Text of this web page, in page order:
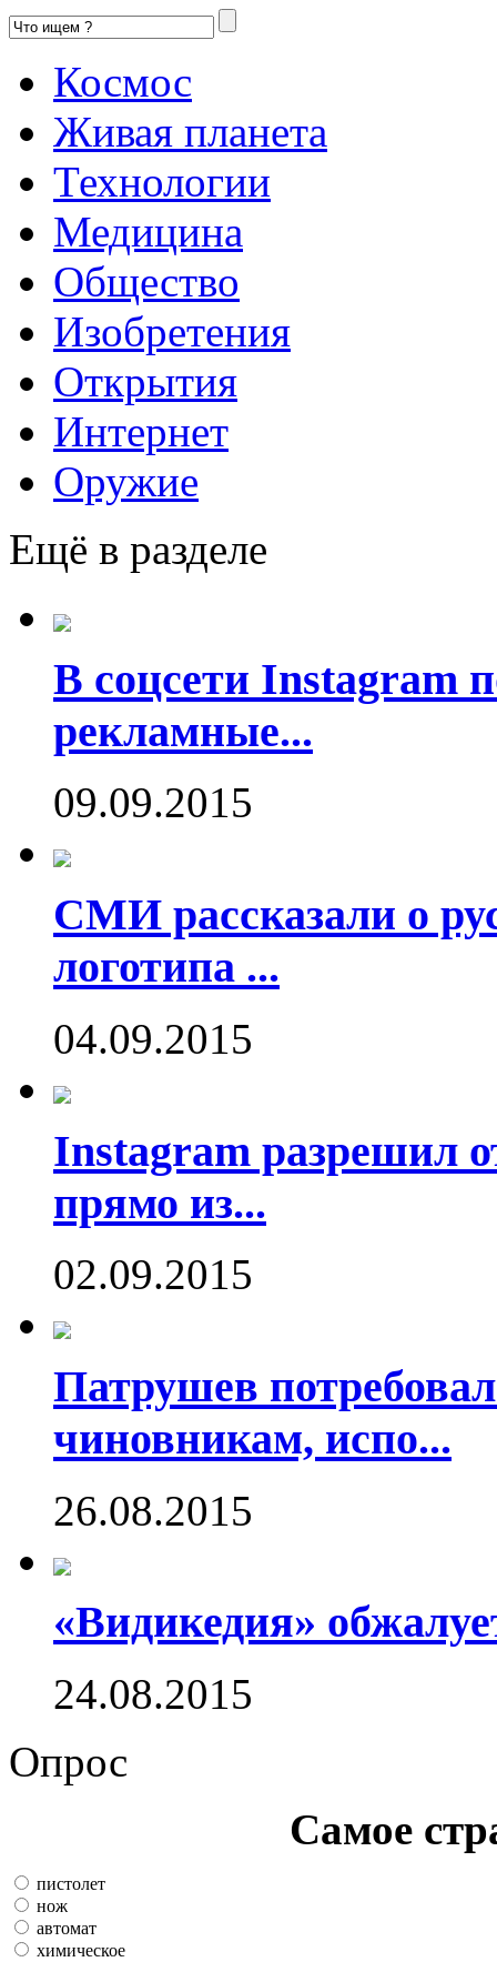
Космос
Живая планета
Технологии
Медицина
Общество
Изобретения
Открытия
Интернет
Оружие
Ещё в разделе
В соцсети Instagram
рекламные...
09.09.2015
СМИ рассказали о
логотипа ...
04.09.2015
Instagram разрешил
прямо из...
02.09.2015
Патрушев
чиновникам, испо...
26.08.2015
«Видикедия»
24.08.2015
Опрос
Самое
пистолет
нож
автомат
химическое